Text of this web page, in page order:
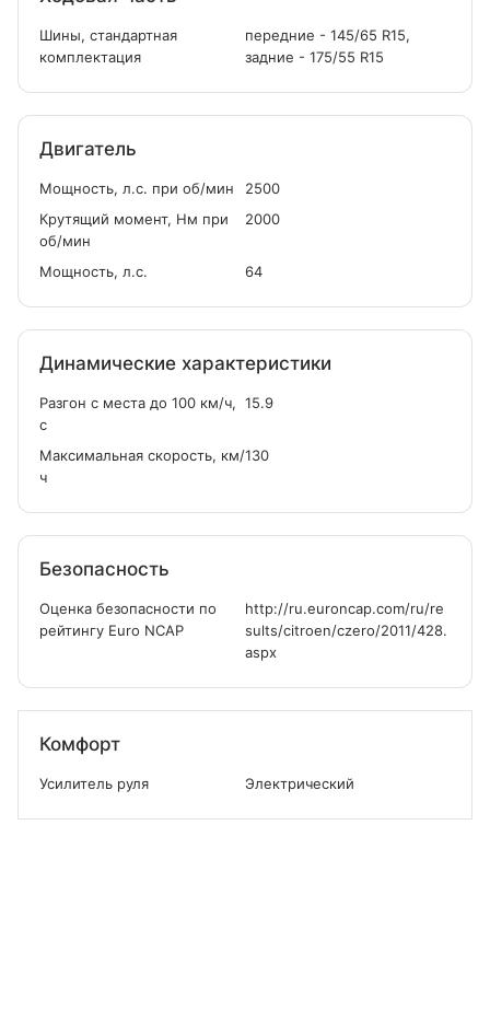
Шины, стандартная
комплектация
передние - 145/65 R15,
задние - 175/55 R15
Двигатель
Мощность, л.с. при об/мин
2500
Крутящий момент, Нм при
об/мин
2000
Мощность, л.с. 64
Динамические характеристики
Разгон с места до 100 км/ч,
с
15.9
Максимальная скорость, км/
ч
130
Безопасность
Оценка безопасности по
рейтингу Euro NCAP
http://ru.euroncap.com/ru/re
sults/citroen/czero/2011/428.
aspx
Комфорт
Усилитель руля Электрический